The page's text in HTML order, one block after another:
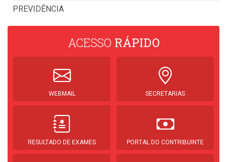
PREVIDÊNCIA
ACESSO RÁPIDO
WEBMAIL SECRETARIAS
RESULTADO DE EXAMES PORTAL DO CONTRIBUINTE